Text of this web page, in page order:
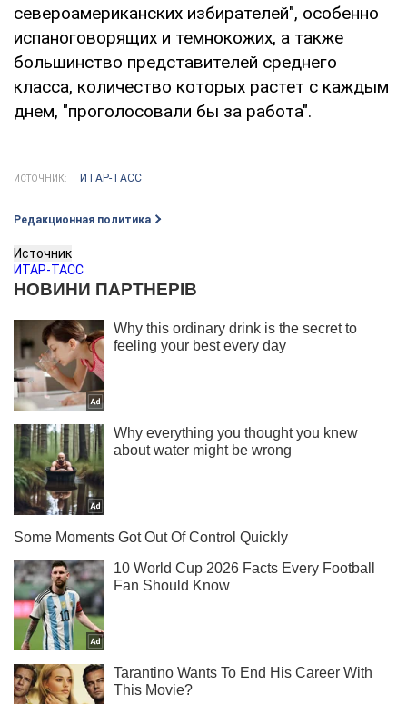
североамериканских избирателей", особенно
испаноговорящих и темнокожих, а также
большинство представителей среднего
класса, количество которых растет с каждым
днем, "проголосовали бы за работа".
ИСТОЧНИК: ИТАР-ТАСС
Редакционная политика
Источник
ИТАР-ТАСС